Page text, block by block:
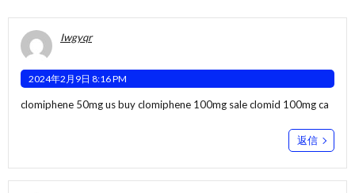
Iwgyqr
2024年2月9日 8:16 PM
clomiphene 50mg usbuy clomiphene 100mg saleclomid 100mg ca
返信